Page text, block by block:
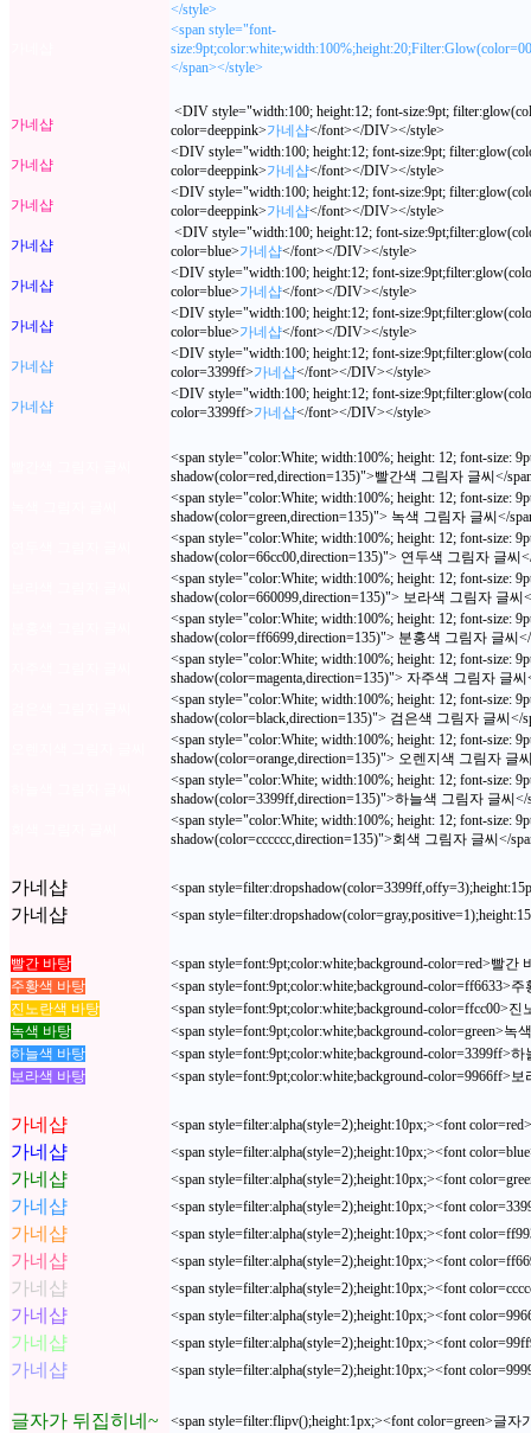
</style>
<span style="font-
</span></style>
가네샵
<DIV style="width:100; height:12; font-size:9pt;
color=deeppink>가네샵</font></DIV></style>
가네샵
<DIV style="width:100; height:12; font-size:9pt;
color=deeppink>가네샵</font></DIV></style>
가네샵
<DIV style="width:100; height:12; font-size:9pt;
color=deeppink>가네샵</font></DIV></style>
가네샵
<DIV style="width:100; height:12; font-
color=blue>가네샵</font></DIV></style>
가네샵
<DIV style="width:100; height:12; font-
color=blue>가네샵</font></DIV></style>
가네샵
<DIV style="width:100; height:12; font-
color=blue>가네샵</font></DIV></style>
가네샵
<DIV style="width:100; height:12; font-
color=3399ff>가네샵</font></DIV></style>
가네샵
<DIV style="width:100; height:12; font-
color=3399ff>가네샵</font></DIV></style>
<span style="color:White; width:100%; height: 12; font-size:
shadow(color=red,direction=135)">빨간색 그림자 글씨</
<span style="color:White; width:100%; height: 12; font-size:
shadow(color=green,direction=135)"> 녹색 그림자 글씨</
<span style="color:White; width:100%; height: 12; font-size:
shadow(color=66cc00,direction=135)"> 연두색 그림자 글씨
<span style="color:White; width:100%; height: 12; font-size:
shadow(color=660099,direction=135)"> 보라색 그림자 글씨
<span style="color:White; width:100%; height: 12; font-size:
shadow(color=ff6699,direction=135)"> 분홍색 그림자 글씨
<span style="color:White; width:100%; height: 12; font-size:
shadow(color=magenta,direction=135)"> 자주색 그림자 글씨
<span style="color:White; width:100%; height: 12; font-size:
shadow(color=black,direction=135)"> 검은색 그림자 글씨</
<span style="color:White; width:100%; height: 12; font-size:
shadow(color=orange,direction=135)"> 오렌지색 그림자 글
<span style="color:White; width:100%; height: 12; font-size:
shadow(color=3399ff,direction=135)">하늘색 그림자 글씨</
<span style="color:White; width:100%; height: 12; font-size:
shadow(color=cccccc,direction=135)">회색 그림자 글씨</
가네샵 <span
가네샵 <span
빨간 바탕
<span style=font:9pt;color:white;background-color=red>빨간
주황색 바탕
<span style=font:9pt;color:white;background-color=ff6633>
진노란색 바탕
<span style=font:9pt;color:white;background-color=ffcc00>
녹색 바탕
<span style=font:9pt;color:white;background-color=green>녹
하늘색 바탕
<span style=font:9pt;color:white;background-color=3399ff>
보라색 바탕
<span style=font:9pt;color:white;background-color=9966ff>
가네샵 <span style=filter:alpha(style=2);height:10px;><font
가네샵 <span style=filter:alpha(style=2);height:10px;><font
가네샵 <span style=filter:alpha(style=2);height:10px;><font
가네샵 <span style=filter:alpha(style=2);height:10px;><font
가네샵 <span style=filter:alpha(style=2);height:10px;><font
가네샵 <span style=filter:alpha(style=2);height:10px;><font
가네샵 <span style=filter:alpha(style=2);height:10px;><font
가네샵 <span style=filter:alpha(style=2);height:10px;><font
가네샵 <span style=filter:alpha(style=2);height:10px;><font
가네샵 <span style=filter:alpha(style=2);height:10px;><font
글자가 뒤집히네~ <span style=filter:flipv();height:1px;><font color=green>글